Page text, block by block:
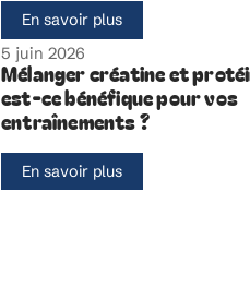
En savoir plus
5 juin 2026
Mélanger créatine et
est-ce bénéfique pour vos
entraînements ?
En savoir plus